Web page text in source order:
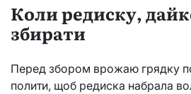
Коли редиску,
збирати
Перед збором врожаю грядку
полити, щоб редиска набрала